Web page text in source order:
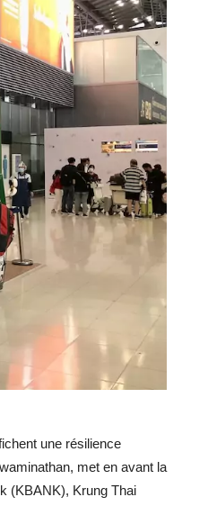
une résilience
met en avant la
(KBANK), Krung Thai